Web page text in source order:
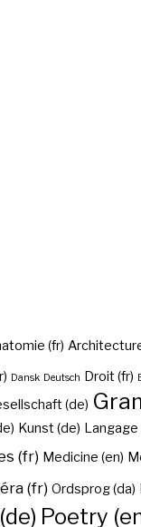
(fr)
Dansk Deutsch Droit (fr)
(de)
Kunst (de) Langage
(fr) Medicine (en)
(fr) Ordsprog (da)
Poetry